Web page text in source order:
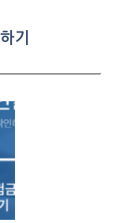
기